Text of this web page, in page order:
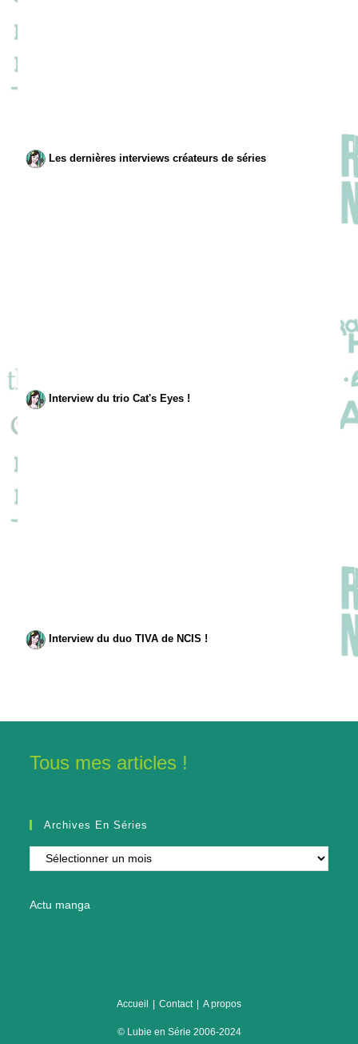
Les dernières interviews créateurs de séries
Interview du trio Cat's Eyes !
Interview du duo TIVA de NCIS !
Tous mes articles !
Archives En Séries
Archives
en
Actu manga
Accueil Contact A propos
© Lubie en Série 2006-2024